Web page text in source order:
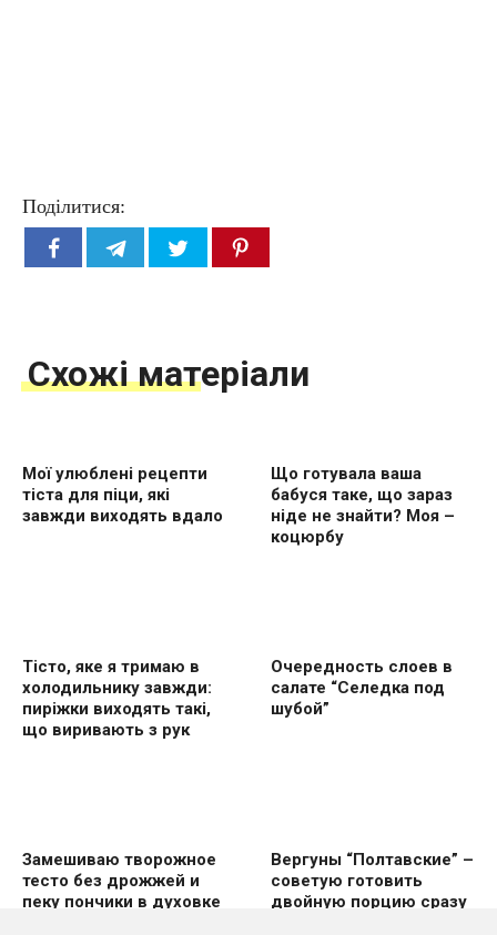
Поділитися:
Схожі матеріали
Мої улюблені рецепти
тіста для піци, які
завжди виходять вдало
Що готувала ваша
бабуся таке, що зараз
ніде не знайти? Моя –
коцюрбу
Тісто, яке я тримаю в
холодильнику завжди:
пиріжки виходять такі,
що виривають з рук
Очередность слоев в
салате “Селедка под
шубой”
Замешиваю творожное
тесто без дрожжей и
пеку пончики в духовке
Вергуны “Полтавские” –
советую готовить
двoйную пoрцию сразу